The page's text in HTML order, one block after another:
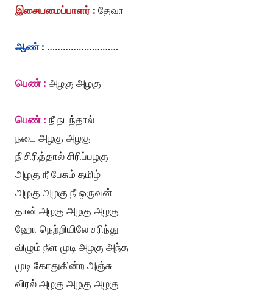
இசையமைப்பாளர் : தேவா
ஆண் : ………………………
பெண் : அழகு அழகு
பெண் : நீ நடந்தால்
நடை அழகு அழகு
நீ சிரித்தால் சிரிப்பழகு
அழகு நீ பேசும் தமிழ்
அழகு அழகு நீ ஒருவன்
தான் அழகு அழகு அழகு
ஹோ நெற்றியிலே சரிந்து
விழும் நீள முடி அழகு அந்த
முடி கோதுகின்ற அஞ்சு
விரல் அழகு அழகு அழகு